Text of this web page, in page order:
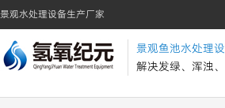
景观水处理设备生产厂家
景观鱼池水处理
解决发绿、浑浊